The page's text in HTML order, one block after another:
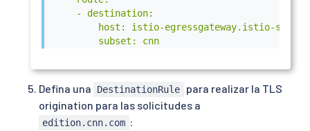
    - destination:
host: istio-egressgateway.istio-
        subset: cnn
          number: 80
      weight: 100
  - match:
    - gateways:
      - istio-egressgateway
Defina una DestinationRule
para realizar la TLS
origination para las solicitudes a
edition.cnn.com :